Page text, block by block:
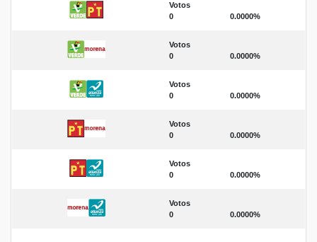
Votos
0
0.0000%
Votos
0
0.0000%
Votos
0
0.0000%
Votos
0
0.0000%
Votos
0
0.0000%
Votos
0
0.0000%